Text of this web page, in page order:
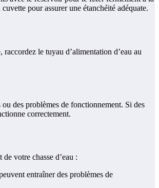
pour assurer une étanchéité adéquate.
le tuyau d’alimentation d’eau au
des problèmes de fonctionnement. Si des
correctement.
votre chasse d’eau :
entraîner des problèmes de